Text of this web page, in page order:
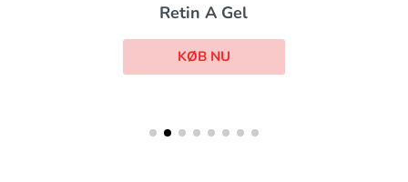
Retin A Gel
KØB NU